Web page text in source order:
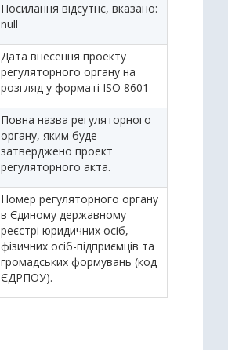
Посилання відсутнє, вказано:
null
Дата внесення проекту
регуляторного органу на
розгляд у форматі ISO 8601
Повна назва регуляторного
органу, яким буде
затверджено проект
регуляторного акта.
Номер регуляторного органу
в Єдиному державному
реєстрі юридичних осіб,
фізичних осіб-підприємців та
громадських формувань (код
ЄДРПОУ).